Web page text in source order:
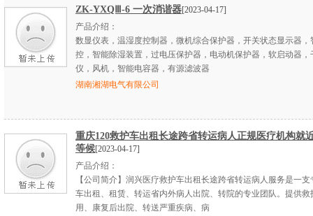
ZK-YXQⅢ-6 一次消谐器[2023-04-17]
产品介绍：
数显仪表，温湿度控制器，微机综合保护器，开关状态显示器，
控，智能除湿装置，过电压保护器，电动机保护器，软启动器，
仪，风机，智能电容器，有源滤波器
湖南湘湖电气有限公司
重庆120救护车出租长途跨省转运病人正规医疗机构就
等候[2023-04-17]
产品介绍：
【公司简介】润兴医疗救护车出租长途跨省转运病人服务是一支
车出租、租赁、转运省内外病人出院、转院的专业团队。提供救
用、康复后出院、转送严重疾病、病